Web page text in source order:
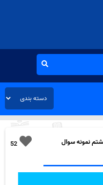
52
نمونه سوال